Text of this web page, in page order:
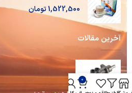
1,522,500تومان
آخرین مقالات
0